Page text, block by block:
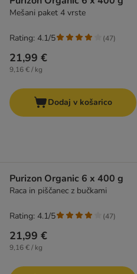
Mešani paket 4 vrste
21,99 €
9,16 € / kg
Rating: 4.1/5 (47)
Dodaj v košarico
Purizon Organic 6 x 400 g
Raca in piščanec z bučkami
21,99 €
9,16 € / kg
Rating: 4.1/5 (47)